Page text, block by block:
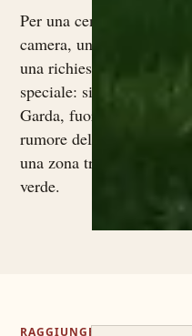
Per una cena, una
camera, un evento o
una richiesta
speciale: siamo a
Garda, fuori dal
rumore del centro, in
una zona tranquilla e
verde.
RAGGIUNGERCI